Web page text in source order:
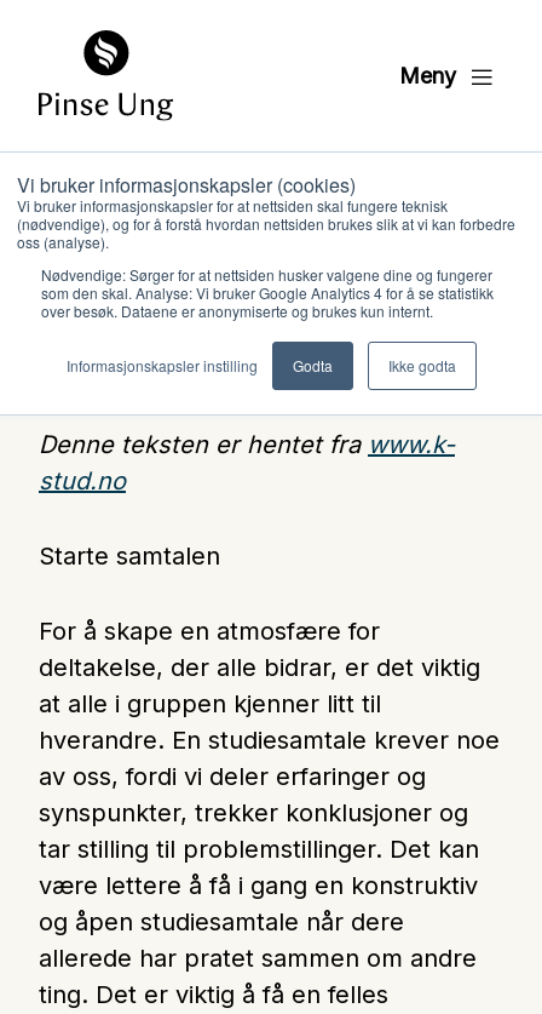
Vi bruker informasjonskapsler (cookies)
Vi bruker informasjonskapsler for at nettsiden skal fungere teknisk
(nødvendige), og for å forstå hvordan nettsiden brukes slik at vi kan forbedre
oss (analyse).
Nødvendige: Sørger for at nettsiden husker valgene dine og fungerer
som den skal. Analyse: Vi bruker Google Analytics 4 for å se statistikk
over besøk. Dataene er anonymiserte og brukes kun internt.
Informasjonskapsler instilling Godta Ikke godta
Meny
Samtaleledelse
Denne teksten er hentet fra www.k-
stud.no
Starte samtalen
For å skape en atmosfære for
deltakelse, der alle bidrar, er det viktig
at alle i gruppen kjenner litt til
hverandre. En studiesamtale krever noe
av oss, fordi vi deler erfaringer og
synspunkter, trekker konklusjoner og
tar stilling til problemstillinger. Det kan
være lettere å få i gang en konstruktiv
og åpen studiesamtale når dere
allerede har pratet sammen om andre
ting. Det er viktig å få en felles
Hva vi gjør
Ressurser
Kontakt oss
Medlemssystem
Min konto